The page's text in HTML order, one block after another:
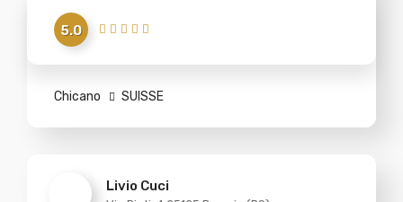
5.0
Chicano SUISSE
Livio Cuci